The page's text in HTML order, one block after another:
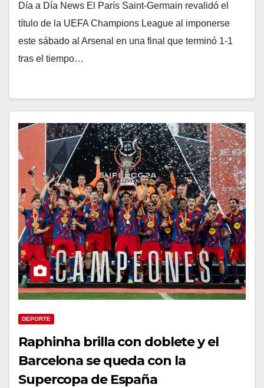
Día a Día News El París Saint-Germain revalidó el
título de la UEFA Champions League al imponerse
este sábado al Arsenal en una final que terminó 1-1
tras el tiempo…
DEPORTE
Raphinha brilla con doblete y el
Barcelona se queda con la
Supercopa de España